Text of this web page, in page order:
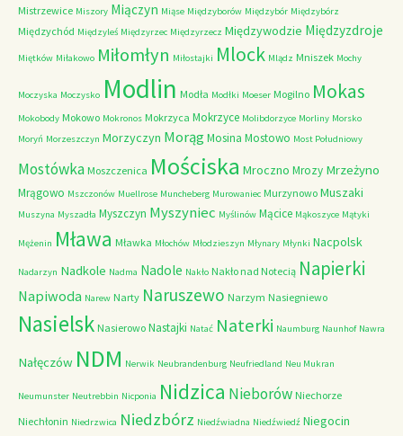
Mistrzewice Miszory Miączyn Miąse Międzyborów Międzybór Międzybórz
Międzychód Międzyleś Międzyrzec Międzyrzecz Międzywodzie Międzyzdroje
Miętków Miłakowo Miłomłyn Miłostajki Mlock Mlądz Mniszek Mochy
Moczyska Moczysko Modlin Modła Modłki Moeser Mogilno Mokas
Mokobody Mokowo Mokronos Mokrzyca Mokrzyce Molibdorzyce Morliny Morsko
Moryń Morzeszczyn Morzyczyn MorągMosina Mostowo Most Południowy
Mostówka Moszczenica Mościska Mroczno Mrozy Mrzeżyno
Mrągowo Mszczonów Muellrose Muncheberg Murowaniec Murzynowo Muszaki
Muszyna Myszadła Myszczyn Myszyniec Myślinów Mącice Mąkoszyce Mątyki
Mężenin Mława Mławka Młochów Młodzieszyn Młynary Młynki Nacpolsk
Nadarzyn Nadkole Nadma Nadole Nakło Nakło nad Notecią Napierki
Napiwoda Narew Narty Naruszewo Narzym Nasiegniewo
Nasielsk Nasierowo Nastajki Natać Naterki Naumburg Naunhof Nawra
Nałęczów NDM Nerwik Neubrandenburg Neufriedland Neu Mukran
Neumunster Neutrebbin Nicponia Nidzica Nieborów Niechorze
Niechłonin Niedrzwica Niedzbórz Niedźwiadna Niedźwiedź Niegocin